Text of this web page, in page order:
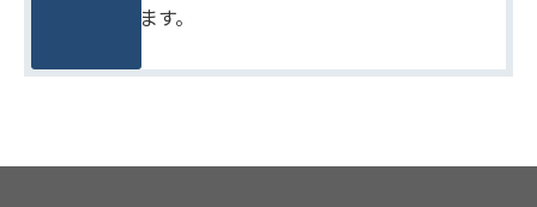
りをめざします。